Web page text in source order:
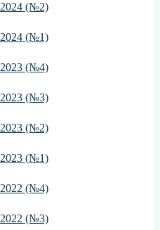
2024 (№2)
2024 (№1)
2023 (№4)
2023 (№3)
2023 (№2)
2023 (№1)
2022 (№4)
2022 (№3)